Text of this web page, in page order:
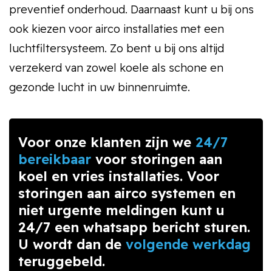
preventief onderhoud. Daarnaast kunt u bij ons
ook kiezen voor airco installaties met een
luchtfiltersysteem. Zo bent u bij ons altijd
verzekerd van zowel koele als schone en
gezonde lucht in uw binnenruimte.
Voor onze klanten zijn we 24/7
bereikbaar voor storingen aan
koel en vries installaties. Voor
storingen aan airco systemen en
niet urgente meldingen kunt u
24/7 een whatsapp bericht sturen.
U wordt dan de volgende werkdag
teruggebeld.